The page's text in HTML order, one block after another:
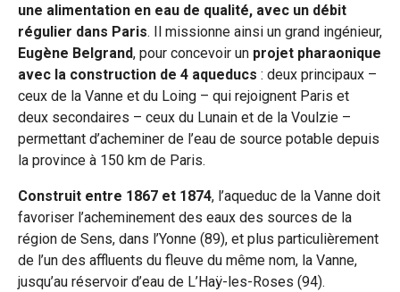
une alimentation en eau de qualité, avec un débit
régulier dans Paris. Il missionne ainsi un grand ingénieur,
Eugène Belgrand, pour concevoir un projet pharaonique
avec la construction de 4 aqueducs : deux principaux –
ceux de la Vanne et du Loing – qui rejoignent Paris et
deux secondaires – ceux du Lunain et de la Voulzie –
permettant d’acheminer de l’eau de source potable depuis
la province à 150 km de Paris.
Construit entre 1867 et 1874, l’aqueduc de la Vanne doit
favoriser l’acheminement des eaux des sources de la
région de Sens, dans l’Yonne (89), et plus particulièrement
de l’un des affluents du fleuve du même nom, la Vanne,
jusqu’au réservoir d’eau de L’Haÿ-les-Roses (94).